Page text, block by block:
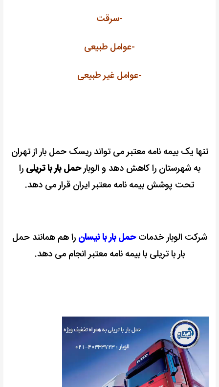
-سرقت
-عوامل طبیعی
-عوامل غیر طبیعی
تنها یک بیمه نامه معتبر می تواند ریسک حمل بار از تهران
به شهرستان را کاهش دهد و الوبارحمل بار با تریلی را
تحت پوشش بیمه نامه معتبر ایران قرار می دهد.
شرکت الوبار خدمات حمل بار با نیسان را هم همانند حمل
بار با تریلی با بیمه نامه معتبر انجام می دهد.